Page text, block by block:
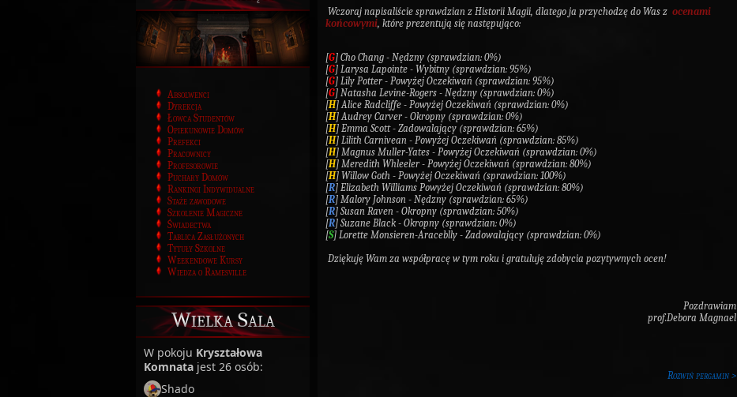
Absolwenci
Dyrekcja
Łowca Studentów
Opiekunowie Domów
Prefekci
Pracownicy
Profesorowie
Puchary Domów
Rankingi Indywidualne
Staże zawodowe
Szkolenie Magiczne
Świadectwa
Tablica Zasłużonych
Tytuły Szkolne
Weekendowe Kursy
Wiedza o Ramesville
Wielka Sala
W pokoju Kryształowa
Komnata jest 26 osób:
Shado
Wczoraj napisaliście sprawdzian z Historii Magii, dlatego ja przychodzę do Was z ocenami
końcowymi, które prezentują się następująco:
[G] Cho Chang - Nędzny (sprawdzian: 0%)
[G] Larysa Lapointe - Wybitny (sprawdzian: 95%)
[G] Lily Potter - Powyżej Oczekiwań (sprawdzian: 95%)
[G] Natasha Levine-Rogers - Nędzny (sprawdzian: 0%)
[H] Alice Radcliffe - Powyżej Oczekiwań (sprawdzian: 0%)
[H] Audrey Carver - Okropny (sprawdzian: 0%)
[H] Emma Scott - Zadowalający (sprawdzian: 65%)
[H] Lilith Carnivean - Powyżej Oczekiwań (sprawdzian: 85%)
[H] Magnus Muller-Yates - Powyżej Oczekiwań (sprawdzian: 0%)
[H] Meredith Whleeler - Powyżej Oczekiwań (sprawdzian: 80%)
[H] Willow Goth - Powyżej Oczekiwań (sprawdzian: 100%)
[R] Elizabeth Williams Powyżej Oczekiwań (sprawdzian: 80%)
[R] Malory Johnson - Nędzny (sprawdzian: 65%)
[R] Susan Raven - Okropny (sprawdzian: 50%)
[R] Suzane Black - Okropny (sprawdzian: 0%)
[S] Lorette Monsieren-Araceblly - Zadowalający (sprawdzian: 0%)
Dziękuję Wam za współpracę w tym roku i gratuluję zdobycia pozytywnych ocen!
Pozdrawiam
prof.Debora Magnael
Rozwiń pergamin >